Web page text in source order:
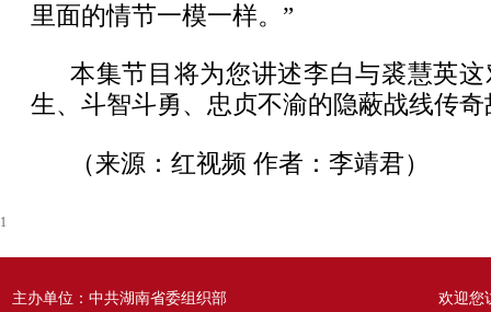
里面的情节一模一样。”
本集节目将为您讲述李白与裘慧英
生、斗智斗勇、忠贞不渝的隐蔽战线传奇
（来源：红视频 作者：李靖君）
1
主办单位：中共湖南省委组织部
欢迎您